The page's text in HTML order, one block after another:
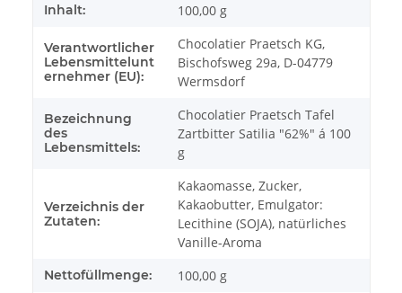
Inhalt: 100,00 g
Verantwortlicher
Lebensmittelunt
ernehmer (EU):
Chocolatier Praetsch KG,
Bischofsweg 29a, D-04779
Wermsdorf
Bezeichnung
des
Lebensmittels:
Chocolatier Praetsch Tafel
Zartbitter Satilia "62%" á 100
g
Verzeichnis der
Zutaten:
Kakaomasse, Zucker,
Kakaobutter, Emulgator:
Lecithine (SOJA), natürliches
Vanille-Aroma
Nettofüllmenge: 100,00 g